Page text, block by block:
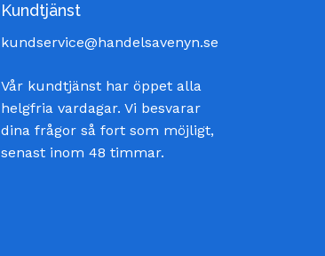
Kundtjänst
kundservice@handelsavenyn.se
Vår kundtjänst har öppet alla
helgfria vardagar. Vi besvarar
dina frågor så fort som möjligt,
senast inom 48 timmar.